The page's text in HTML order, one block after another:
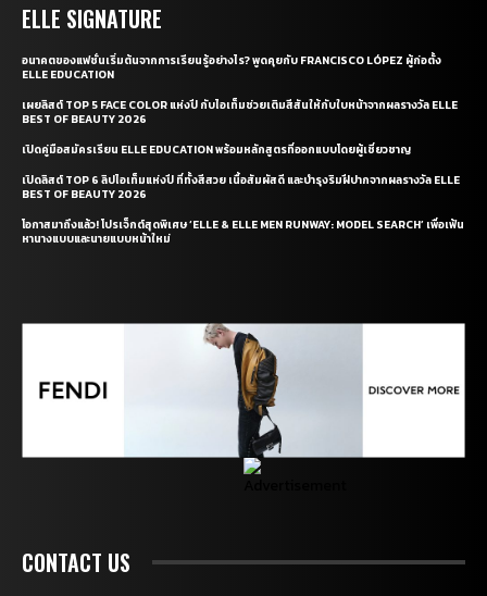
ELLE SIGNATURE
อนาคตของแฟชั่นเริ่มต้นจากการเรียนรู้อย่างไร? พูดคุยกับ FRANCISCO LÓPEZ ผู้ก่อตั้ง
ELLE EDUCATION
เผยลิสต์ TOP 5 FACE COLOR แห่งปี กับไอเท็มช่วยเติมสีสันให้กับใบหน้าจากผลรางวัล ELLE
BEST OF BEAUTY 2026
เปิดคู่มือสมัครเรียน ELLE EDUCATION พร้อมหลักสูตรที่ออกแบบโดยผู้เชี่ยวชาญ
เปิดลิสต์ TOP 6 ลิปไอเท็มแห่งปี ที่ทั้งสีสวย เนื้อสัมผัสดี และบำรุงริมฝีปากจากผลรางวัล ELLE
BEST OF BEAUTY 2026
โอกาสมาถึงแล้ว! โปรเจ็กต์สุดพิเศษ ‘ELLE & ELLE MEN RUNWAY: MODEL SEARCH’ เพื่อเฟ้น
หานางแบบและนายแบบหน้าใหม่
CONTACT US